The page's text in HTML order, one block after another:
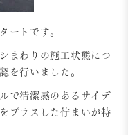
ートです。
まわりの施工状態につ
を行いました。
で清潔感のあるサイデ
プラスした佇まいが特